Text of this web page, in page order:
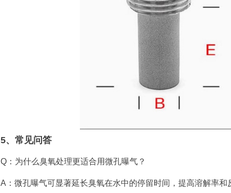
5、常见问答
Q：为什么臭氧处理更适合用微孔曝气？
A：微孔曝气可显著延长臭氧在水中的停留时间，提高溶解率和